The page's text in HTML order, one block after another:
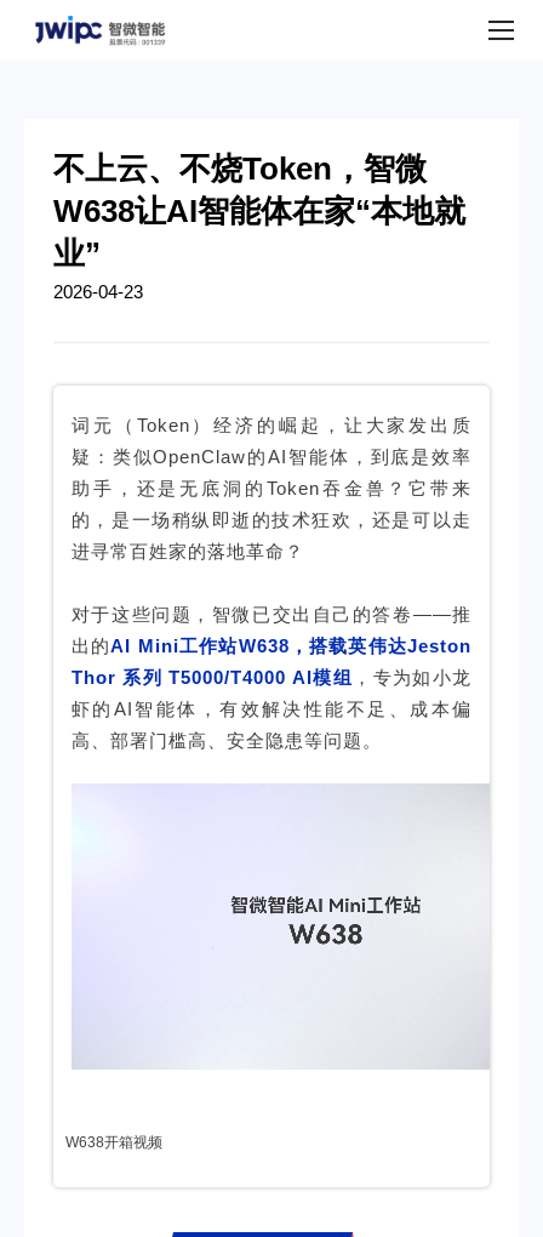
不上云、不烧Token，智微
W638让AI智能体在家“本地就
业”
2026-04-23
词元（Token）经济的崛起，让大家发出质
疑：类似OpenClaw的AI智能体，到底是效率
助手，还是无底洞的Token吞金兽？它带来
的，是一场稍纵即逝的技术狂欢，还是可以走
进寻常百姓家的落地革命？
对于这些问题，智微已交出自己的答卷——推
出的AI Mini工作站W638，搭载英伟达Jeston
Thor 系列 T5000/T4000 AI模组 ，专为如小龙
虾的AI智能体，有效解决性能不足、成本偏
高、部署门槛高、安全隐患等问题。
W638开箱视频